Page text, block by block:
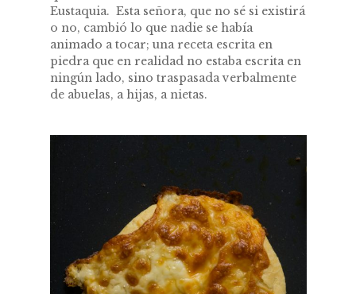
Eustaquia. Esta señora, que no sé si existirá
o no, cambió lo que nadie se había
animado a tocar; una receta escrita en
piedra que en realidad no estaba escrita en
ningún lado, sino traspasada verbalmente
de abuelas, a hijas, a nietas.